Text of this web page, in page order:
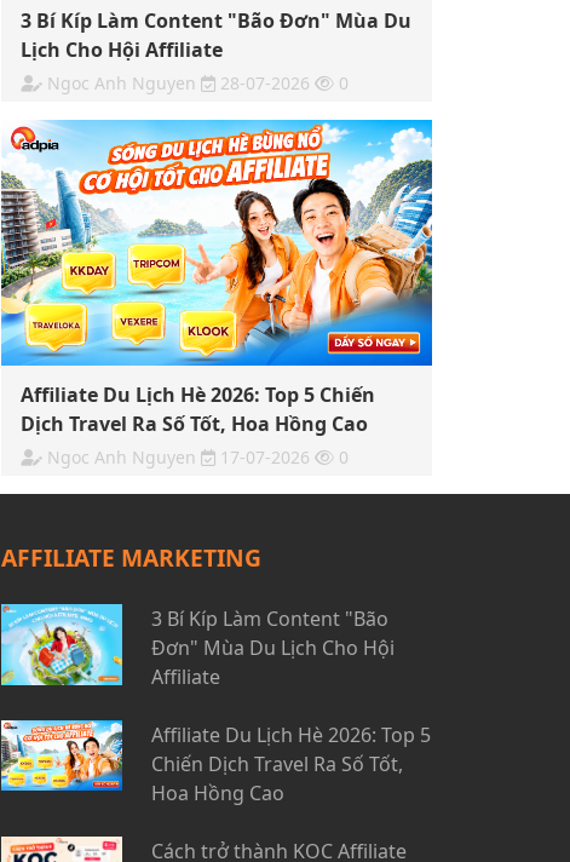
3 Bí Kíp Làm Content "Bão Đơn" Mùa Du
Lịch Cho Hội Affiliate
Ngoc Anh Nguyen 28-07-2026 0
Affiliate Du Lịch Hè 2026: Top 5 Chiến
Dịch Travel Ra Số Tốt, Hoa Hồng Cao
Ngoc Anh Nguyen 17-07-2026 0
AFFILIATE MARKETING
3 Bí Kíp Làm Content "Bão
Đơn" Mùa Du Lịch Cho Hội
Affiliate
Affiliate Du Lịch Hè 2026: Top 5
Chiến Dịch Travel Ra Số Tốt,
Hoa Hồng Cao
Cách trở thành KOC Affiliate